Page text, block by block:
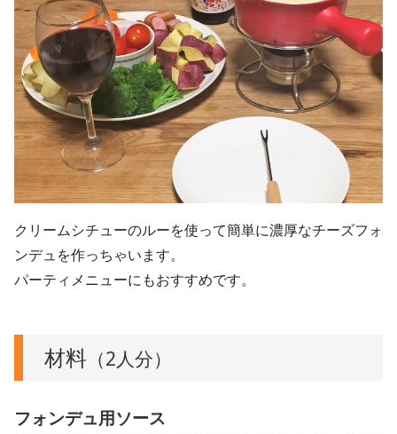
クリームシチューのルーを使って簡単に濃厚なチーズフォ
ンデュを作っちゃいます。
パーティメニューにもおすすめです。
材料 （2人分）
フォンデュ用ソース